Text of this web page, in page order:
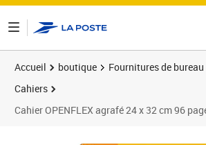
Accueil boutique Fournitures de bureau
Cahiers
Cahier OPENFLEX agrafé 24 x 32 cm 96